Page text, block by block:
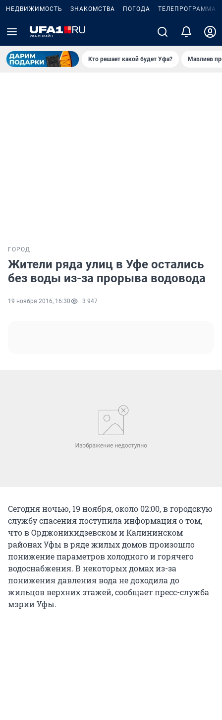
НЕДВИЖИМОСТЬ ЗНАКОМСТВА ПОГОДА ТЕЛЕПРОГРАММА
Кто решает какой будет Уфа? Мавлиев
ГОРОД
Жители ряда улиц в Уфе остались
без воды из-за прорыва водовода
19 ноября 2016, 16:30 3 947
Сегодня ночью, 19 ноября, около 02:00, в городскую
службу спасения поступила информация о том,
что в Орджоникидзевском и Калининском
районах Уфы в ряде жилых домов произошло
понижение параметров холодного и горячего
водоснабжения. В некоторых домах из-за
понижения давления вода не доходила до
жильцов верхних этажей, сообщает пресс-служба
мэрии Уфы.